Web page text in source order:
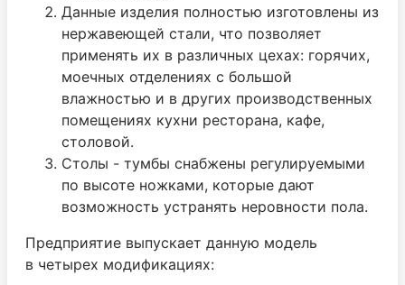
Данные изделия полностью изготовлены из
нержавеющей стали, что позволяет
применять их в различных цехах: горячих,
моечных отделениях с большой
влажностью и в других производственных
помещениях кухни ресторана, кафе,
столовой.
Столы - тумбы снабжены регулируемыми
по высоте ножками, которые дают
возможность устранять неровности пола.
Предприятие выпускает данную модель
в четырех модификациях: